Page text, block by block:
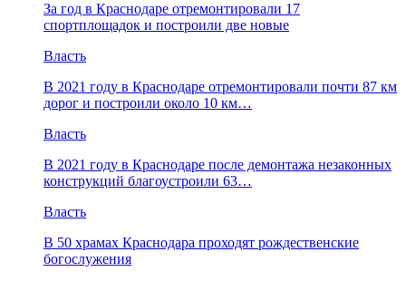
За год в Краснодаре отремонтировали 17
спортплощадок и построили две новые
Власть
В 2021 году в Краснодаре отремонтировали почти 87 км
дорог и построили около 10 км…
Власть
В 2021 году в Краснодаре после демонтажа незаконных
конструкций благоустроили 63…
Власть
В 50 храмах Краснодара проходят рождественские
богослужения